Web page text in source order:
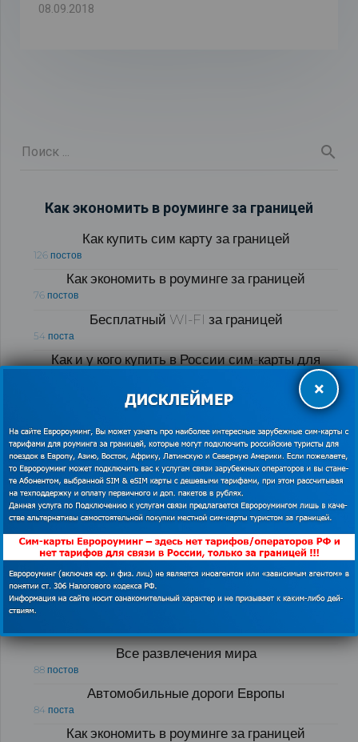
08.09.2018
Как экономить в роуминге за границей
Как купить сим карту за границей
126 постов
Как экономить в роуминге за границей
76 постов
Бесплатный WI-FI за границей
54 поста
Как и у кого купить в России сим-карты для
Рубрики блога «Полезные советы для
путешественников за границей»
Лайфхаки для путешественников
175 постов
Полезные обзоры для путешественников
121 пост
Виртуальный тур по странам мира
103 поста
Все развлечения мира
88 постов
Автомобильные дороги Европы
84 поста
Как экономить в роуминге за границей
×